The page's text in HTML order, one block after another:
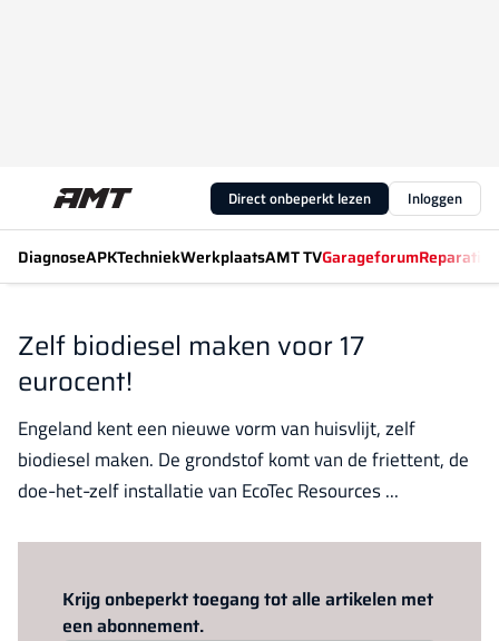
Direct onbeperkt lezen Inloggen
DiagnoseAPKTechniekWerkplaatsAMT TVGarageforum
Zelf biodiesel maken voor 17
eurocent!
Engeland kent een nieuwe vorm van huisvlijt, zelf
biodiesel maken. De grondstof komt van de friettent, de
doe-het-zelf installatie van EcoTec Resources ...
Krijg onbeperkt toegang tot alle artikelen met
een abonnement.